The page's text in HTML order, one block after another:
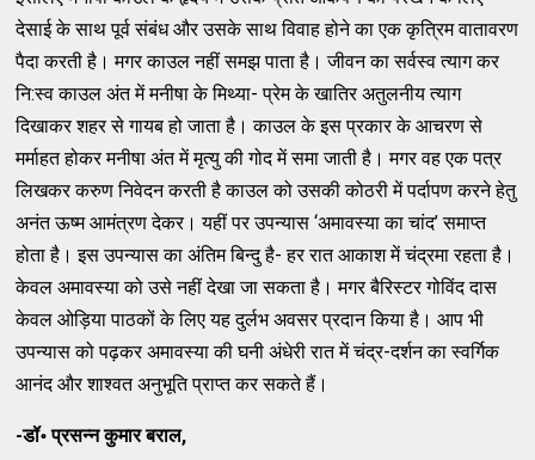
देसाई के साथ पूर्व संबंध और उसके साथ विवाह होने का एक कृत्रिम वातावरण
पैदा करती है। मगर काउल नहीं समझ पाता है। जीवन का सर्वस्व त्याग कर
नि:स्व काउल अंत में मनीषा के मिथ्या- प्रेम के खातिर अतुलनीय त्याग
दिखाकर शहर से गायब हो जाता है। काउल के इस प्रकार के आचरण से
मर्माहत होकर मनीषा अंत में मृत्यु की गोद में समा जाती है। मगर वह एक पत्र
लिखकर करुण निवेदन करती है काउल को उसकी कोठरी में पर्दापण करने हेतु
अनंत ऊष्म आमंत्रण देकर। यहीं पर उपन्यास ‘अमावस्या का चांद’ समाप्त
होता है। इस उपन्यास का अंतिम बिन्दु है- हर रात आकाश में चंद्रमा रहता है।
केवल अमावस्या को उसे नहीं देखा जा सकता है। मगर बैरिस्टर गोविंद दास
केवल ओड़िया पाठकों के लिए यह दुर्लभ अवसर प्रदान किया है। आप भी
उपन्यास को पढ़कर अमावस्या की घनी अंधेरी रात में चंद्र-दर्शन का स्वर्गिक
आनंद और शाश्वत अनुभूति प्राप्त कर सकते हैं।
-डॉ॰ प्रसन्न कुमार बराल,